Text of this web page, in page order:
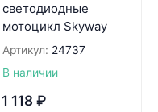
светодиодные
мотоцикл Skyway
Артикул: 24737
В наличии
1 118 ₽